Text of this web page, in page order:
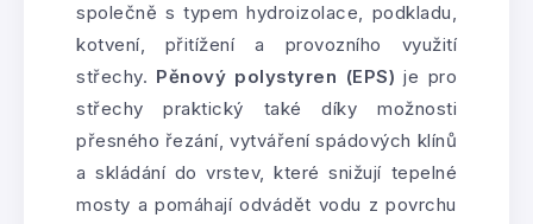
společně s typem hydroizolace, podkladu,
kotvení, přitížení a provozního využití
střechy. Pěnový polystyren (EPS) je pro
střechy praktický také díky možnosti
přesného řezání, vytváření spádových klínů
a skládání do vrstev, které snižují tepelné
mosty a pomáhají odvádět vodu z povrchu